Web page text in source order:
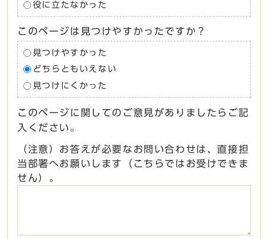
役に立たなかった
このページは見つけやすかったですか？
見つけやすかった
どちらともいえない
見つけにくかった
このページに関してのご意見がありましたらご記
入ください。
（注意）お答えが必要なお問い合わせは、直接担
当部署へお願いします（こちらではお受けできま
せん）。